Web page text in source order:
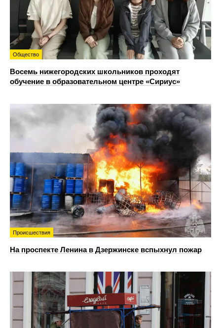
Общество
Восемь нижегородских школьников проходят
обучение в образовательном центре «Сириус»
Происшествия
На проспекте Ленина в Дзержинске вспыхнул пожар